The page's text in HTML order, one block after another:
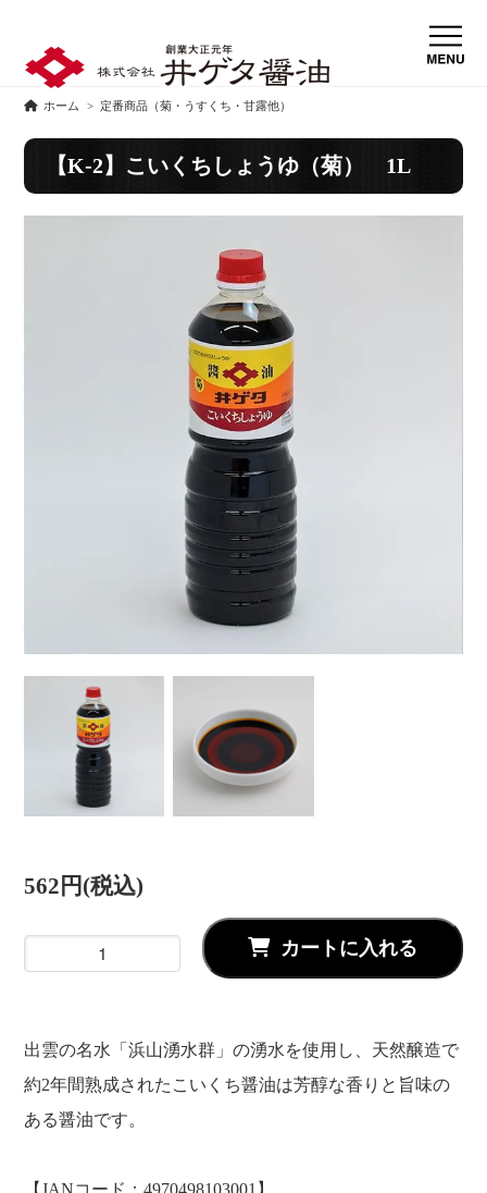
ホーム > 定番商品（菊・うすくち・甘露他）
【K-2】こいくちしょうゆ（菊） 1L
562円(税込)
カートに入れる
出雲の名水「浜山湧水群」の湧水を使用し、天然醸造で
約2年間熟成されたこいくち醤油は芳醇な香りと旨味の
ある醤油です。
【JANコード：4970498103001】